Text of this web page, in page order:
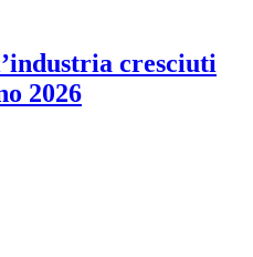
cresciuti
2026